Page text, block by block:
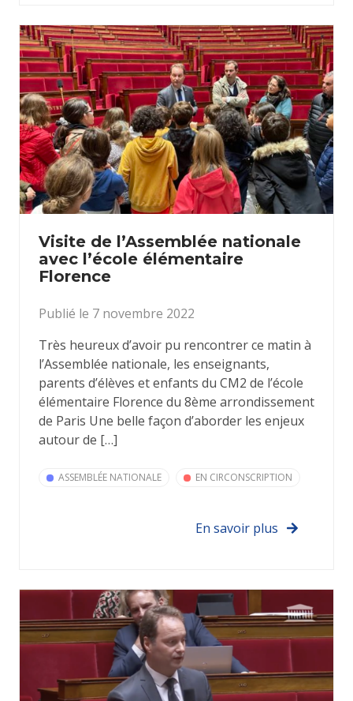
Visite de l’Assemblée nationale
avec l’école élémentaire
Florence
Publié le 7 novembre 2022
Très heureux d’avoir pu rencontrer ce matin à
l’Assemblée nationale, les enseignants,
parents d’élèves et enfants du CM2 de l’école
élémentaire Florence du 8ème arrondissement
de Paris Une belle façon d’aborder les enjeux
autour de […]
ASSEMBLÉE NATIONALE EN CIRCONSCRIPTION
En savoir plus